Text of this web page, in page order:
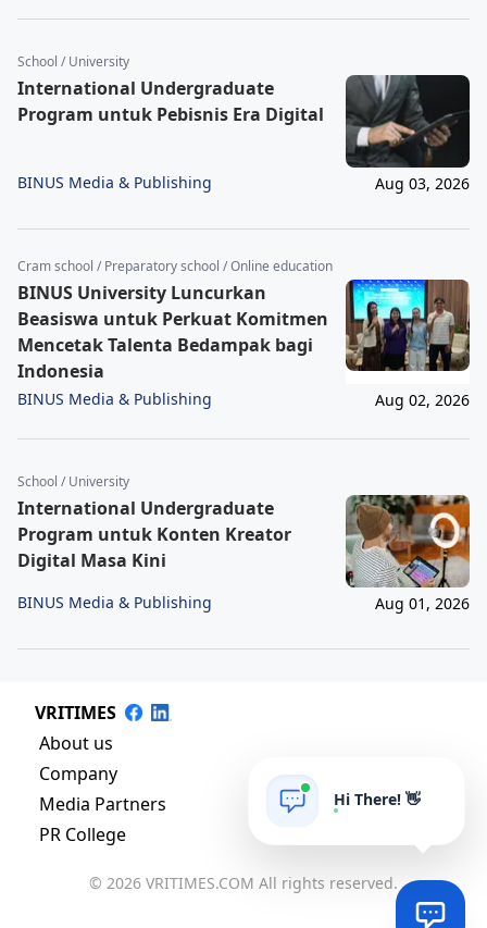
School / University
International Undergraduate
Program untuk Pebisnis Era Digital
BINUS Media & Publishing Aug 03, 2026
Cram school / Preparatory school / Online education
BINUS University Luncurkan
Beasiswa untuk Perkuat Komitmen
Mencetak Talenta Bedampak bagi
Indonesia
BINUS Media & Publishing Aug 02, 2026
School / University
International Undergraduate
Program untuk Konten Kreator
Digital Masa Kini
BINUS Media & Publishing Aug 01, 2026
VRITIMES
About us
Company
Media Partners
PR College
© 2026 VRITIMES.COM All rights reserved.
Hi There! 👋